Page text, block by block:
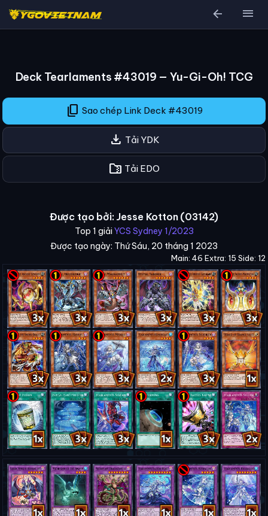
arrow_back menu
Deck Tearlaments #43019 — Yu-Gi-Oh! TCG
content_copy Sao chép Link Deck #43019
download Tải YDK
folder_zip Tải EDO
Được tạo bởi: Jesse Kotton (03142)
Top 1 giải YCS Sydney 1/2023
Được tạo ngày: Thứ Sáu, 20 tháng 1 2023
Main: 46 Extra: 15 Side: 12